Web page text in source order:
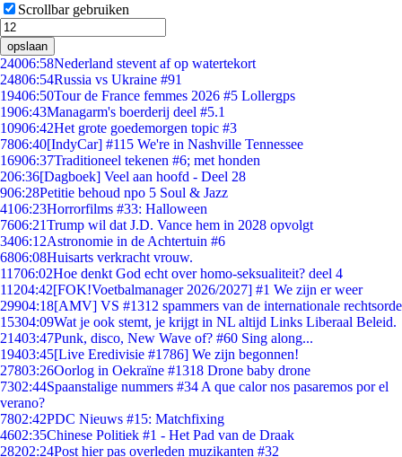
Scrollbar gebruiken
opslaan
24006:58Nederland stevent af op watertekort
24806:54Russia vs Ukraine #91
19406:50Tour de France femmes 2026 #5 Lollergps
1906:43Managarm's boerderij deel #5.1
10906:42Het grote goedemorgen topic #3
7806:40[IndyCar] #115 We're in Nashville Tennessee
16906:37Traditioneel tekenen #6; met honden
206:36[Dagboek] Veel aan hoofd - Deel 28
906:28Petitie behoud npo 5 Soul & Jazz
4106:23Horrorfilms #33: Halloween
7606:21Trump wil dat J.D. Vance hem in 2028 opvolgt
3406:12Astronomie in de Achtertuin #6
6806:08Huisarts verkracht vrouw.
11706:02Hoe denkt God echt over homo-seksualiteit? deel 4
11204:42[FOK!Voetbalmanager 2026/2027] #1 We zijn er weer
29904:18[AMV] VS #1312 spammers van de internationale rechtsorde
15304:09Wat je ook stemt, je krijgt in NL altijd Links Liberaal Beleid.
21403:47Punk, disco, New Wave of? #60 Sing along...
19403:45[Live Eredivisie #1786] We zijn begonnen!
27803:26Oorlog in Oekraïne #1318 Drone baby drone
7302:44Spaanstalige nummers #34 A que calor nos pasaremos por el
verano?
7802:42PDC Nieuws #15: Matchfixing
4602:35Chinese Politiek #1 - Het Pad van de Draak
28202:24Post hier pas overleden muzikanten #32